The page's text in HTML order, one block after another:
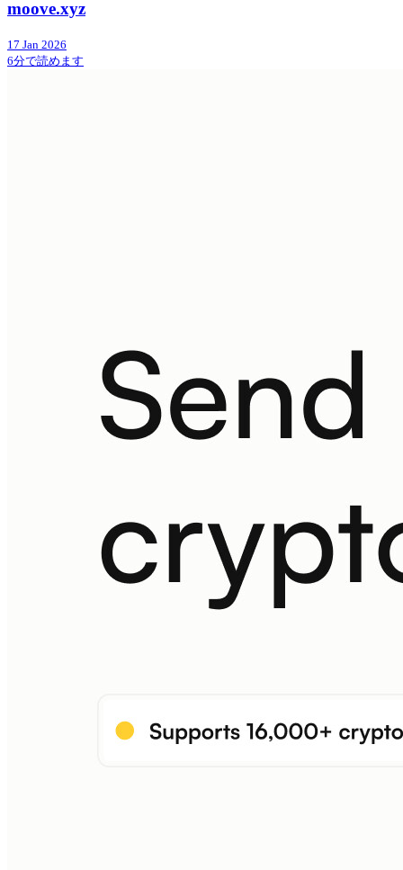
moove.xyz
17 Jan 2026
6分で読めます